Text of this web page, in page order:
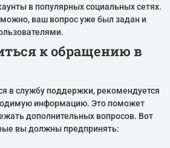
в популярных социальных сетях.
ваш вопрос уже был задан и
к обращению в
в службу поддержки, рекомендуется
информацию. Это поможет
дополнительных вопросов. Вот
вы должны предпринять: